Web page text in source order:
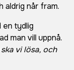
aldrig når fram.
en tydlig
man vill uppnå.
vi lösa, och